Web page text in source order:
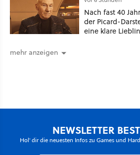
Nach fast 40
der Picard-
eine klare
mehr anzeigen
NEWSLETTER
Hol' dir die neuesten Infos zu Games und